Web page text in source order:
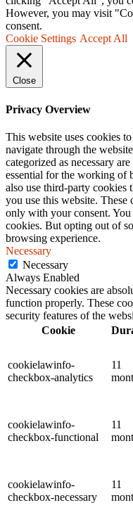
However, you may visit
consent.
Cookie Settings Accept All
Close
Privacy Overview
This website uses cookies
navigate through the
categorized as necessary
essential for the working of
also use third-party cookies
you use this website.
only with your consent.
cookies. But opting out of
browsing experience.
Necessary
Necessary
Always Enabled
Necessary cookies are
function properly. These
security features of the
Cookie
cookielawinfo-
checkbox-analytics
11
cookielawinfo-
checkbox-functional
11
cookielawinfo-
checkbox-necessary
11